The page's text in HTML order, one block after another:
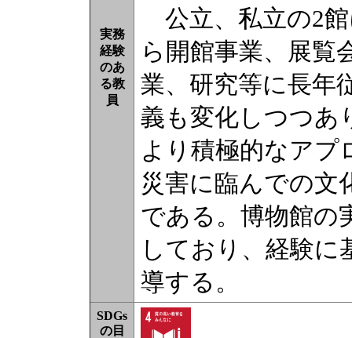
実務
経験
のあ
る教
員
公立、私立の2
ら開館事業、展覧
業、研究等に長年
義も変化しつつあ
より積極的なアプ
災害に臨んでの文
である。博物館の
しており、経験に
導する。
SDGs
の目